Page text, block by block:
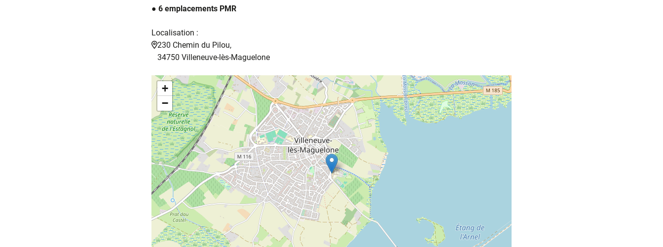
● 6 emplacements PMR
Localisation :
230 Chemin du Pilou,
34750 Villeneuve-lès-Maguelone
+
−